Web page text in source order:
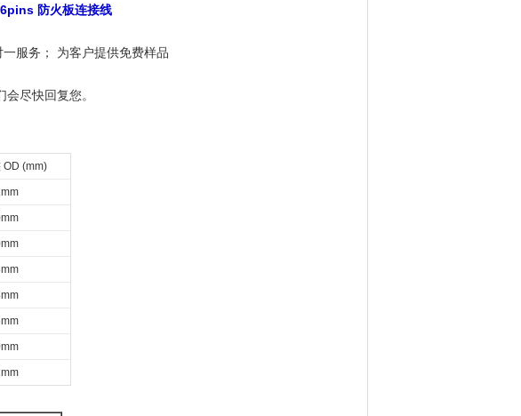
防火板连接线
服务； 为客户提供免费样品
尽快回复您。
OD (mm)